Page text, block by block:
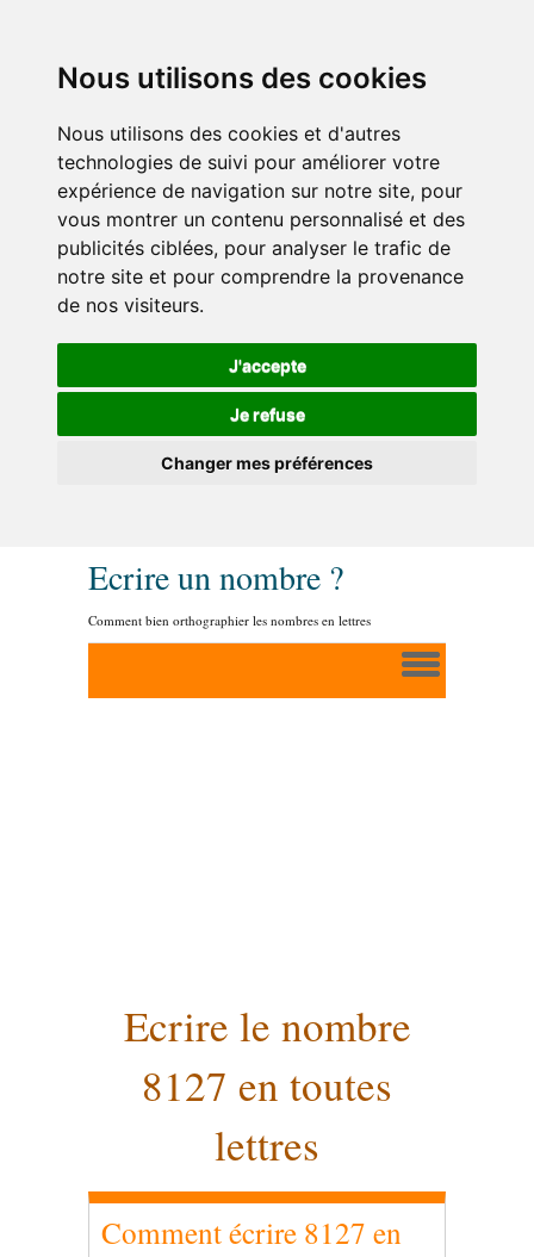
Nous utilisons des cookies
Nous utilisons des cookies et d'autres
technologies de suivi pour améliorer votre
expérience de navigation sur notre site, pour
vous montrer un contenu personnalisé et des
publicités ciblées, pour analyser le trafic de
notre site et pour comprendre la provenance
de nos visiteurs.
J'accepte
Je refuse
Changer mes préférences
Ecrire un nombre ?
Comment bien orthographier les nombres en lettres
Ecrire le nombre
8127 en toutes
lettres
Comment écrire 8127 en